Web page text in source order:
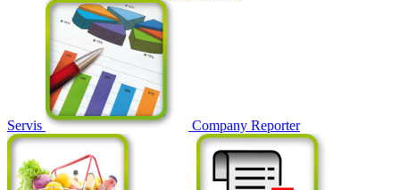
Servis Company Reporter